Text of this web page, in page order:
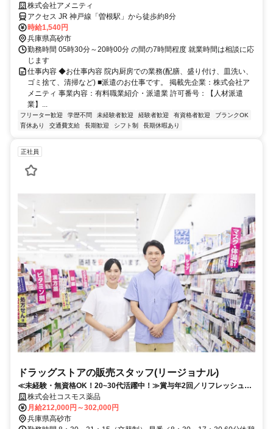
◎ 株式会社アメニティ
アクセス JR 神戸線「曽根駅」から徒歩約8分
時給1,540円
兵庫県高砂市
勤務時間 05時30分～20時00分 の間の7時間程度 就業時間は相談に応
じます
仕事内容 ◆お仕事内容 院内厨房での業務(配膳、盛り付け、皿洗い、
ゴミ捨て、清掃など) ■派遣のお仕事です。 掲載先企業：株式会社ア
メニティ 事業内容：有料職業紹介・派遣業 許可番号：【人材派遣
業】...
フリーター歓迎 学歴不問 未経験者歓迎 経験者歓迎 有資格者歓迎
ブランクOK
育休あり
交通費支給 長期歓迎 シフト制 長期休暇あり
正社員
ドラッグストアの販売スタッフ(リージョナル)
≪未経験・無資格OK！20~30代活躍中！≫賞与年2回／リフレッシュ休
暇取得率100％／研修制度充実
株式会社コスモス薬品
月給212,000円～302,000円
兵庫県高砂市